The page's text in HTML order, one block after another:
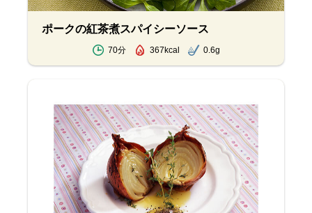
ポークの紅茶煮スパイシーソース
70分 367kcal 0.6g